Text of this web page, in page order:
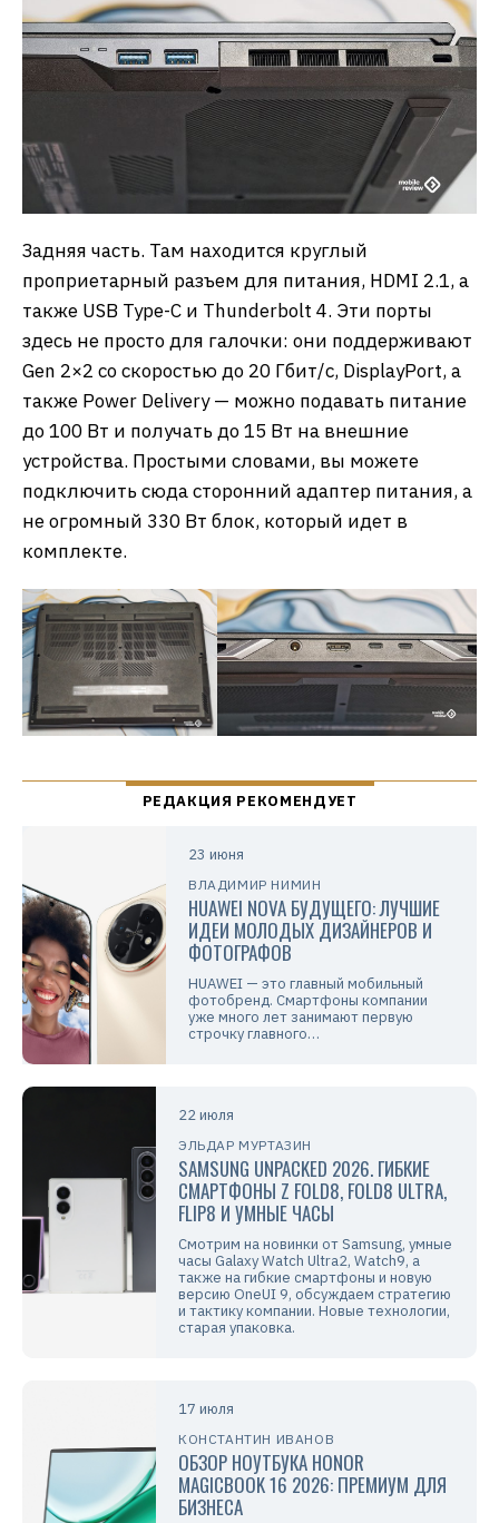
Задняя часть. Там находится круглый
проприетарный разъем для питания, HDMI 2.1, а
также USB Type-C и Thunderbolt 4. Эти порты
здесь не просто для галочки: они поддерживают
Gen 2×2 со скоростью до 20 Гбит/с, DisplayPort, а
также Power Delivery — можно подавать питание
до 100 Вт и получать до 15 Вт на внешние
устройства. Простыми словами, вы можете
подключить сюда сторонний адаптер питания, а
не огромный 330 Вт блок, который идет в
комплекте.
23 июня
ВЛАДИМИР НИМИН
HUAWEI NOVA БУДУЩЕГО: ЛУЧШИЕ
ИДЕИ МОЛОДЫХ ДИЗАЙНЕРОВ И
ФОТОГРАФОВ
HUAWEI — это главный мобильный
фотобренд. Смартфоны компании
уже много лет занимают первую
строчку главного…
22 июля
ЭЛЬДАР МУРТАЗИН
SAMSUNG UNPACKED 2026. ГИБКИЕ
СМАРТФОНЫ Z FOLD8, FOLD8 ULTRA,
FLIP8 И УМНЫЕ ЧАСЫ
Смотрим на новинки от Samsung, умные
часы Galaxy Watch Ultra2, Watch9, а
также на гибкие смартфоны и новую
версию OneUI 9, обсуждаем стратегию
и тактику компании. Новые технологии,
старая упаковка.
17 июля
КОНСТАНТИН ИВАНОВ
ОБЗОР НОУТБУКА HONOR
MAGICBOOK 16 2026: ПРЕМИУМ ДЛЯ
БИЗНЕСА